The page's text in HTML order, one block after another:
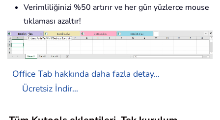
Verimliliğinizi %50 artırır ve her gün yüzlerce mouse
tıklaması azaltır!
Office Tab hakkında daha fazla detay...
Ücretsiz İndir...